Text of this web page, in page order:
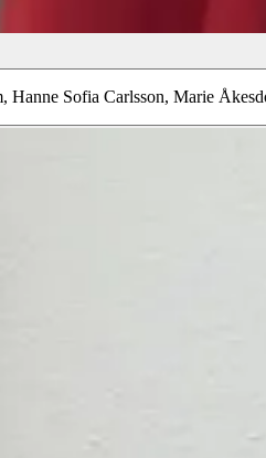
Hanne Sofia Carlsson, Marie